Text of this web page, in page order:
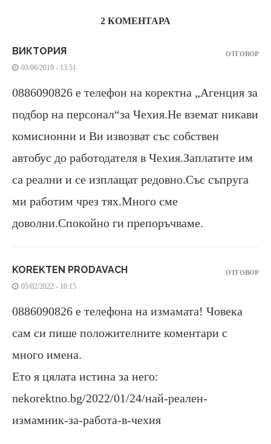
2 КОМЕНТАРА
ВИКТОРИЯ
03/06/2019 - 13:51
0886090826 e телефон на коректна „Агенция за
подбор на персонал“за Чехия.Не вземат никави
комисионни и Ви извозват със собствен
автобус до работодателя в Чехия.Заплатите им
са реални и се изплащат редовно.Със съпруга
ми работим чрез тях.Много сме
доволни.Спокойно ги препоръчваме.
ОТГОВОР
KOREKTEN PRODAVACH
05/02/2022 - 10:15
0886090826 e телефонa на измамата! Човека
сам си пише положителните коментари с
много имена.
Ето я цялата истина за него:
nekorektno.bg/2022/01/24/най-реален-
измамник-за-работа-в-чехия
ОТГОВОР